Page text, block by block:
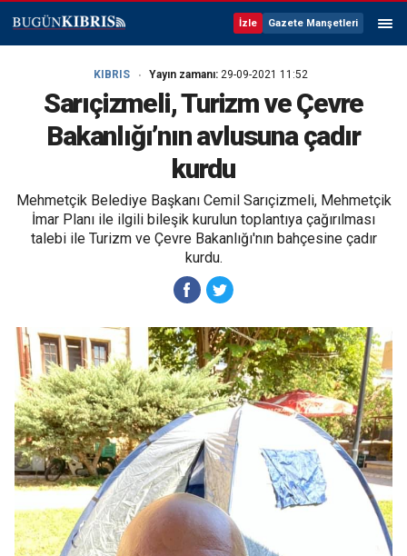
İzle Gazete Manşetleri
KIBRIS Yayın zamanı: 29-09-2021 11:52
Sarıçizmeli, Turizm ve Çevre
Bakanlığı’nın avlusuna çadır
kurdu
Mehmetçik Belediye Başkanı Cemil Sarıçizmeli, Mehmetçik
İmar Planı ile ilgili bileşik kurulun toplantıya çağırılması
talebi ile Turizm ve Çevre Bakanlığı'nın bahçesine çadır
kurdu.